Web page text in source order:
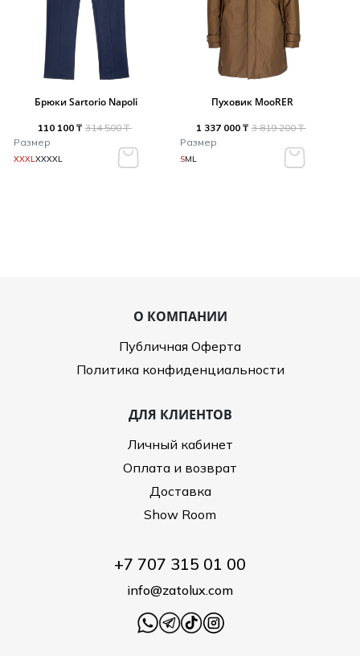
Брюки Sartorio Napoli
110 100 ₸ 314 500 ₸
Размер
XXXLXXXXL
Пуховик MooRER
1 337 000 ₸ 3 819 200 ₸
Размер
SML
О КОМПАНИИ
Публичная Оферта
Политика конфиденциальности
ДЛЯ КЛИЕНТОВ
Личный кабинет
Оплата и возврат
Доставка
Show Room
+7 707 315 01 00
info@zatolux.com